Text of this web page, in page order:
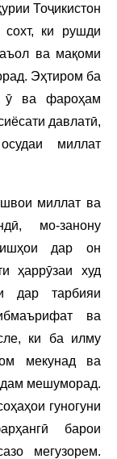
Тоҷикистон
ки рушди
ва мақоми
Эҳтиром ба
ӯ ва фароҳам
давлатӣ,
миллат
миллат ва
мо-занону
дар он
ҳаррӯзаи худ
дар тарбияи
ва
ки ба илму
мекунад ва
мешуморад.
гуногуни
барои
мегузорем.